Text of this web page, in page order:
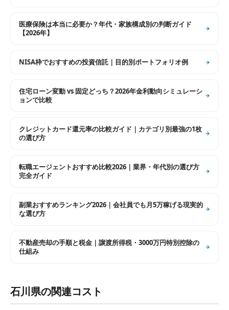
医療保険は本当に必要か？年代・家族構成別の判断ガイド
【2026年】
NISA枠でおすすめの投資信託｜目的別ポートフォリオ例
住宅ローン変動 vs 固定どっち？2026年金利動向シミュレーシ
ョンで比較
クレジットカード還元率の比較ガイド｜カテゴリ別最強の1枚
の選び方
転職エージェントおすすめ比較2026｜業界・年代別の選び方
完全ガイド
副業おすすめランキング2026｜会社員でも月5万稼げる現実的
な選び方
不動産売却の手順と税金｜譲渡所得税・3000万円特別控除の
仕組み
石川県の関連コスト